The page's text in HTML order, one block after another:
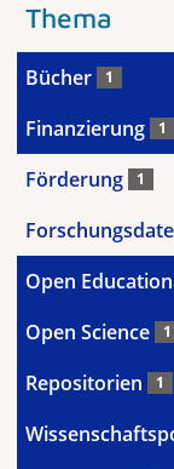
Thema
Bücher 1
Finanzierung 1
Förderung 1
Open
Open Science 1
Repositorien 1